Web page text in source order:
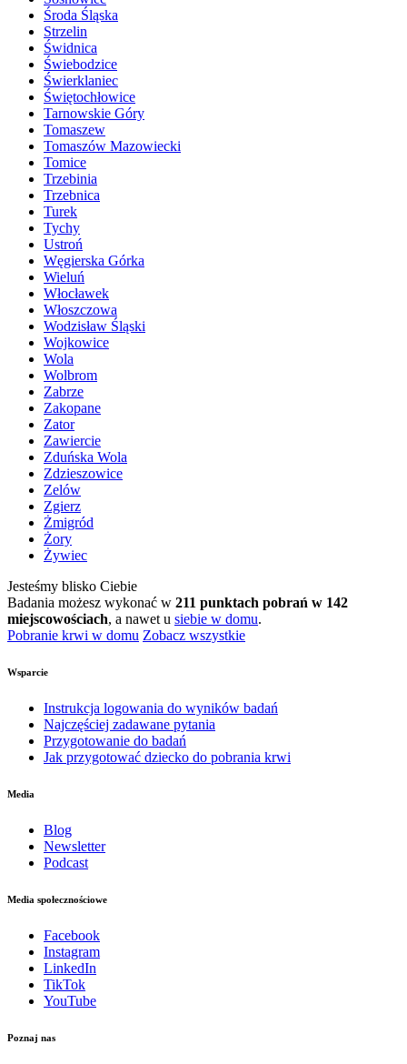
Środa Śląska
Strzelin
Świdnica
Świebodzice
Świerklaniec
Świętochłowice
Tarnowskie Góry
Tomaszew
Tomaszów Mazowiecki
Tomice
Trzebinia
Trzebnica
Turek
Tychy
Ustroń
Węgierska Górka
Wieluń
Włocławek
Włoszczowa
Wodzisław Śląski
Wojkowice
Wola
Wolbrom
Zabrze
Zakopane
Zator
Zawiercie
Zduńska Wola
Zdzieszowice
Zelów
Zgierz
Żmigród
Żory
Żywiec
Jesteśmy blisko Ciebie
Badania możesz wykonać w 211 punktach pobrań w 142
miejscowościach, a nawet u siebie w domu.
Pobranie krwi w domu Zobacz wszystkie
Wsparcie
Instrukcja logowania do wyników badań
Najczęściej zadawane pytania
Przygotowanie do badań
Jak przygotować dziecko do pobrania krwi
Media
Blog
Newsletter
Podcast
Media społecznościowe
Facebook
Instagram
LinkedIn
TikTok
YouTube
Poznaj nas